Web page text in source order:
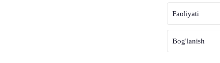
Faoliyati
Bog'lanish